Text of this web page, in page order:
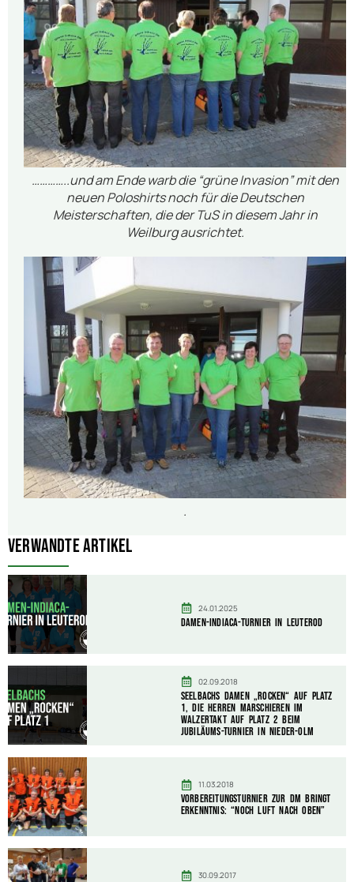
…………..und am Ende warb die “grüne Invasion” mit den
neuen Poloshirts noch für die Deutschen
Meisterschaften, die der TuS in diesem Jahr in
Weilburg ausrichtet.
.
Verwandte Artikel
24.01.2025
Damen-Indiaca-Turnier in Leuterod
02.09.2018
Seelbachs Damen „rocken“ auf Platz
1, die Herren marschieren im
Walzertakt auf Platz 2 beim
Jubiläums-Turnier in Nieder-Olm
11.03.2018
Vorbereitungsturnier zur DM bringt
Erkenntnis: “Noch Luft nach oben”
30.09.2017